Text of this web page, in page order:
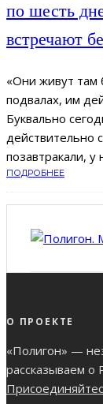
по шесть
встречают
«Они живут там
подвалах, им
Буквально
действительно
позавтракали, у
ПОДРОБНЕЕ
О ПРОЕКТЕ
«Полигон» —
рассказываем о